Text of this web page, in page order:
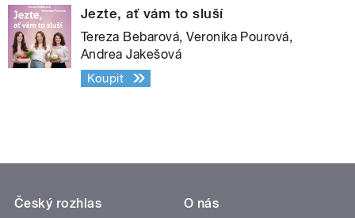
Jezte, ať vám to sluší
Tereza Bebarová, Veronika Pourová,
Andrea Jakešová
Koupit
Český rozhlas
O nás